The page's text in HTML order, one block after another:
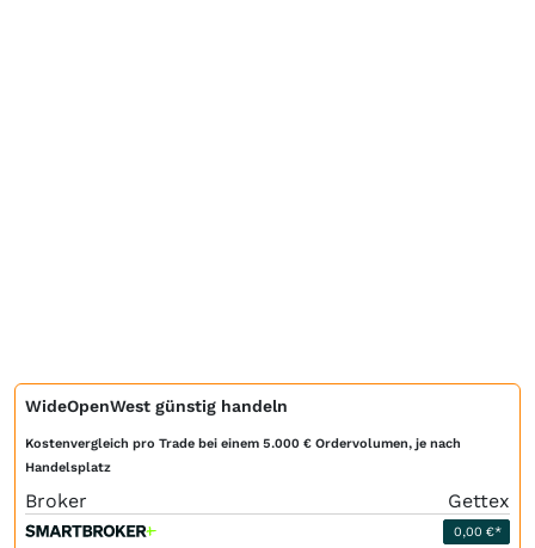
WideOpenWest günstig handeln
Kostenvergleich pro Trade bei einem 5.000 € Ordervolumen, je nach
Handelsplatz
Broker Gettex
0,00 €*